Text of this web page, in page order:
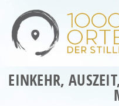
EINKEHR,